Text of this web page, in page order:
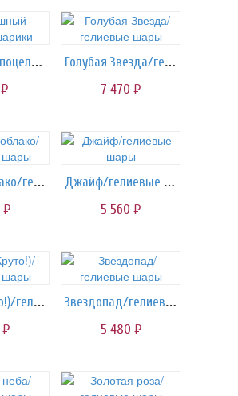
Воздушный поцелуй/шарики
руб.
Голубая Звезда/гелиевые шары
7 470 руб.
Голубое облако/гелиевые шары
руб.
Джайф/гелиевые шары
5 560 руб.
ДР это Круто!)/гелиевые шары
руб.
Звездопад/гелиевые шары
5 480 руб.